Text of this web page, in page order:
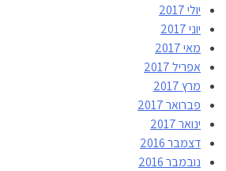
יולי 2017
יוני 2017
מאי 2017
אפריל 2017
מרץ 2017
פברואר 2017
ינואר 2017
דצמבר 2016
נובמבר 2016